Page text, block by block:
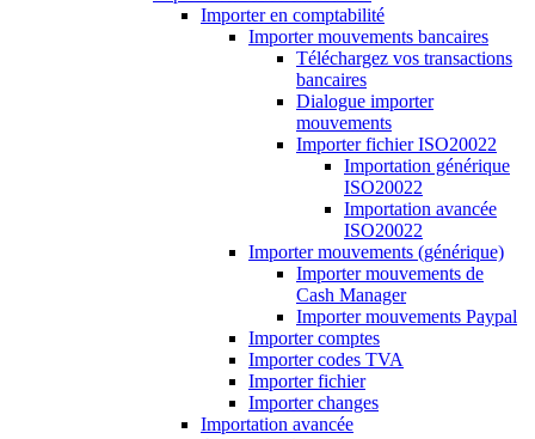
Importer en comptabilité
Importer mouvements bancaires
Téléchargez vos transactions
bancaires
Dialogue importer
mouvements
Importer fichier ISO20022
Importation générique
ISO20022
Importation avancée
ISO20022
Importer mouvements (générique)
Importer mouvements de
Cash Manager
Importer mouvements Paypal
Importer comptes
Importer codes TVA
Importer fichier
Importer changes
Importation avancée